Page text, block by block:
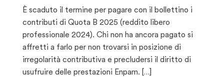
È scaduto il termine per pagare con il bollettino i
contributi di Quota B 2025 (reddito libero
professionale 2024). Chi non ha ancora pagato si
affretti a farlo per non trovarsi in posizione di
irregolarità contributiva e precludersi il diritto di
usufruire delle prestazioni Enpam. […]